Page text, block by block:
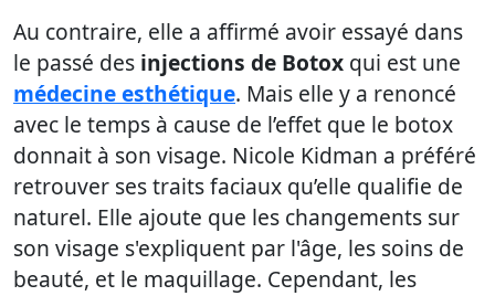
Au contraire, elle a affirmé avoir essayé dans
le passé des injections de Botox qui est une
médecine esthétique. Mais elle y a renoncé
avec le temps à cause de l’effet que le botox
donnait à son visage. Nicole Kidman a préféré
retrouver ses traits faciaux qu’elle qualifie de
naturel. Elle ajoute que les changements sur
son visage s'expliquent par l'âge, les soins de
beauté, et le maquillage. Cependant, les